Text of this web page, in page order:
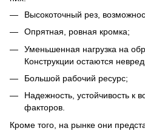
Высокоточный рез,
Опрятная, ровная кромка;
Уменьшенная нагрузка на
Конструкции остаются
Большой рабочий ресурс;
Надежность, устойчивость к
факторов.
Кроме того, на рынке они